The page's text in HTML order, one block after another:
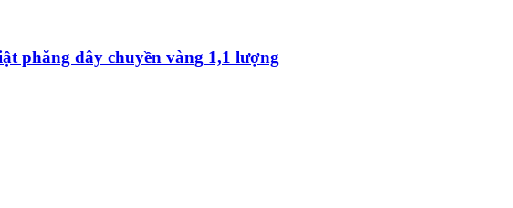
phăng dây chuyền vàng 1,1 lượng